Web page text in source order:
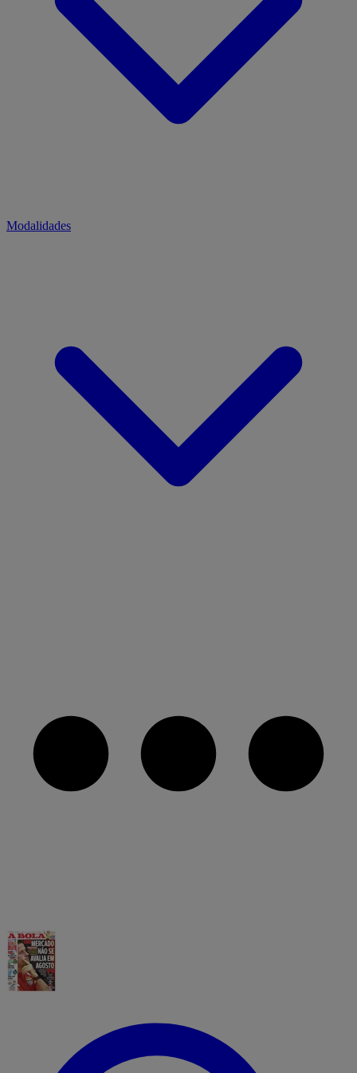
Modalidades